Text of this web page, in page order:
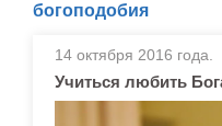
богоподобия
14 октября 2016 года.
Учиться любить